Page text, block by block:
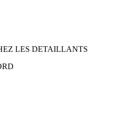
LES DETAILLANTS